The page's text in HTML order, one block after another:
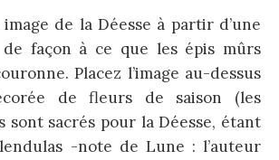
de la Déesse à partir d’une
façon à ce que les épis mûrs
Placez l’image au-dessus
de fleurs de saison (les
sont sacrés pour la Déesse, étant
-note de Lune : l’auteur